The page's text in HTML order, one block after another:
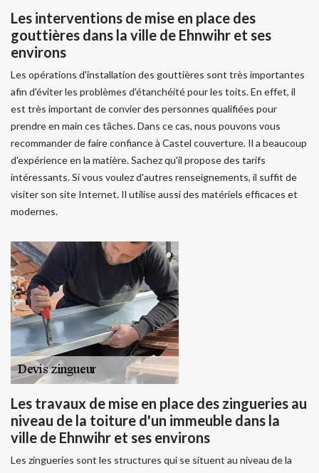
Les interventions de mise en place des
gouttières dans la ville de Ehnwihr et ses
environs
Les opérations d'installation des gouttières sont très importantes
afin d'éviter les problèmes d'étanchéité pour les toits. En effet, il
est très important de convier des personnes qualifiées pour
prendre en main ces tâches. Dans ce cas, nous pouvons vous
recommander de faire confiance à Castel couverture. Il a beaucoup
d'expérience en la matière. Sachez qu'il propose des tarifs
intéressants. Si vous voulez d'autres renseignements, il suffit de
visiter son site Internet. Il utilise aussi des matériels efficaces et
modernes.
Les travaux de mise en place des zingueries au
niveau de la toiture d'un immeuble dans la
ville de Ehnwihr et ses environs
Les zingueries sont les structures qui se situent au niveau de la